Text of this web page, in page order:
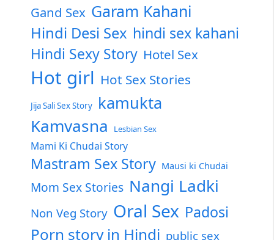
Gand Sex Garam Kahani
Hindi Desi Sex hindi sex kahani
Hindi Sexy Story Hotel Sex
Hot girl Hot Sex Stories
Jija Sali Sex Story kamukta
Kamvasna Lesbian Sex
Mami Ki Chudai Story
Mastram Sex Story Mausi ki Chudai
Mom Sex Stories Nangi Ladki
Non Veg Story Oral Sex Padosi
Porn story in Hindi public sex